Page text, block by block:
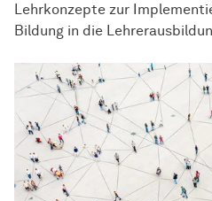
Lehrkonzepte zur
Bildung in die